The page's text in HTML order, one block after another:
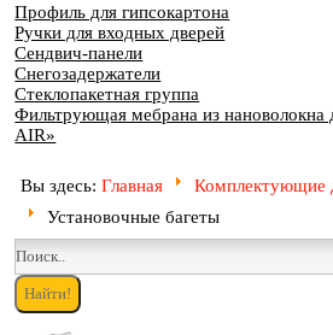
Профиль для гипсокартона
Ручки для входных дверей
Сендвич-панели
Снегозадержатели
Стеклопакетная группа
Фильтрующая мебрана из нановолокна
AIR»
Вы здесь:Главная
Комплектующие
Установочные багеты